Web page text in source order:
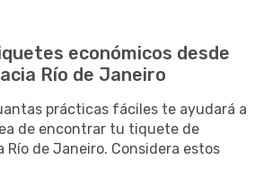
económicos desde
Río de Janeiro
prácticas fáciles te ayudará a
de encontrar tu tiquete de
Río de Janeiro. Considera estos